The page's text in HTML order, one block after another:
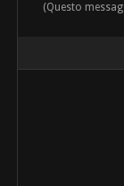
(Questo